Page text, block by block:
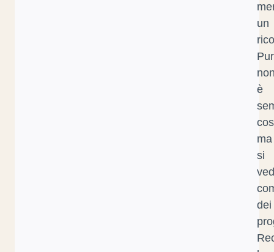
un
è
ma
si
dei